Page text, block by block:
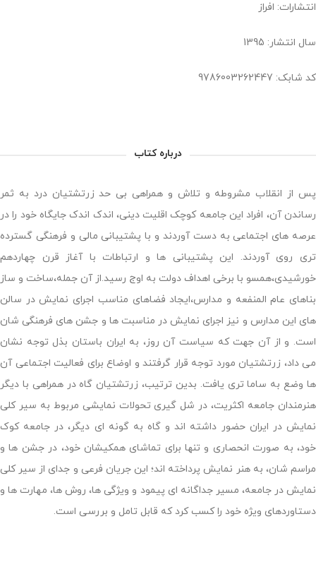
انتشارات: افراز
سال انتشار: 1395
کد شابک: 9786003262447
درباره کتاب
پس از انقلاب مشروطه و تلاش و همراهی بی حد زرتشتیان درد به ثمر
رساندن آن، افراد این جامعه کوچک اقلیت دینی، اندک اندک جایگاه خود را در
عرصه های اجتماعی به دست آوردند و با پشتیبانی مالی و فرهنگی گسترده
تری روی آوردند. این پشتیبانی ها و ارتباطات با آغاز قرن چهاردهم
خورشیدی،همسو با برخی اهداف دولت به اوج رسید.از آن جمله،ساخت و ساز
بناهای عام المنفعه و مدارس،ایجاد فضاهای مناسب اجرای نمایش در سالن
های این مدارس و نیز اجرای نمایش در مناسبت ها و جشن های فرهنگی شان
است. و از آن جهت که سیاست آن روز، به ایران باستان بذل توجه نشان
می داد، زرتشتیان مورد توجه قرار گرفتند و اوضاع برای فعالیت اجتماعی آن
ها وضع به ساما تری یافت. بدین ترتیب، زرتشتیان گاه در همراهی با دیگر
هنرمندان جامعه اکثریت، در شل گیری تحولات نمایشی مربوط به سیر کلی
نمایش در ایران حضور داشته اند و گاه به گونه ای دیگر، در جامعه کوک
خود، به صورت انحصاری و تنها برای تماشای همکیشان خود، در جشن ها و
مراسم شان، به هنر نمایش پرداخته اند؛ این جریان فرعی و جدای از سیر کلی
نمایش در جامعه، مسیر جداگانه ای پیمود و ویژگی ها، روش ها، مهارت ها و
دستاوردهای ویژه خود را کسب کرد که قابل تامل و بررسی است.